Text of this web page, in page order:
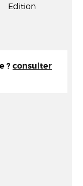
Edition
? consulter